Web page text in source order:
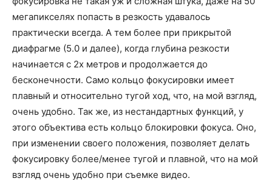
мегапикселях попасть в резкость удавалось
практически всегда. А тем более при прикрытой
диафрагме (5.0 и далее), когда глубина резкости
начинается с 2х метров и продолжается до
бесконечности. Само кольцо фокусировки имеет
плавный и относительно тугой ход, что, на мой взгляд,
очень удобно. Так же, из нестандартных функций, у
этого объектива есть кольцо блокировки фокуса. Оно,
при изменении своего положения, позволяет делать
фокусировку более/менее тугой и плавной, что на мой
взгляд очень удобно при съемке видео.